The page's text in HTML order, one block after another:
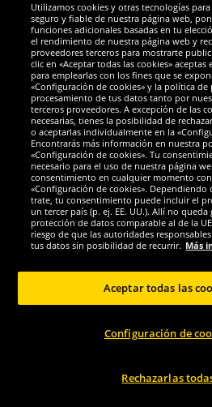
Lizenz
El auto fantástico Hombre
Calzoncillos bóxer Pack de 4...
14.99*
antes1 39,99 €
Ahorras:
25,00 €
Elegir talla...
antes
Utilizamos cookies y otras tecnologías
seguro y fiable de nuestra página web,
funciones adicionales basadas en tu
el rendimiento de nuestra página web y
proveedores terceros para mostrarte
clic en «Aceptar todas las cookies»
para emplearlas con los fines que se
«Configuración de cookies» y la política
procesamiento de tus datos tanto por
terceros proveedores. A excepción de las
necesarias, tienes la posibilidad de
o aceptarlas individualmente en la
Encontrarás más información en nuestra
«Configuración de cookies». Tu
necesario para el uso de nuestra página
consentimiento en cualquier momento
«Configuración de cookies».
trate, tu consentimiento puede incluir el
un tercer país (p. ej. EE. UU.). Allí no
protección de datos comparable al de la UE
riesgo de que las autoridades
tus datos sin posibilidad de recurrir. Más
Configuración de
Rechazarlas
Aceptar todas las